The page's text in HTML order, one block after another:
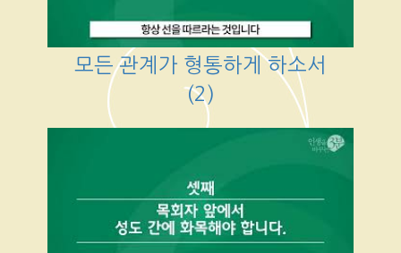
모든 관계가 형통하게 하소서
(2)